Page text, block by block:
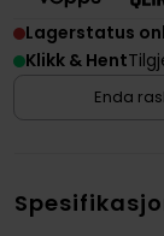
Lagerstatus
Klikk & Hent
Enda